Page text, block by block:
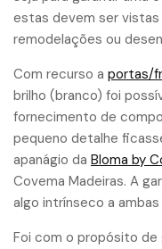
estas devem ser
remodelações ou
Com recurso a portas/
brilho (branco) foi
fornecimento de
pequeno detalhe
apanágio da Bloma by
Covema Madeiras. A
algo intrínseco a ambas
Foi com o propósito